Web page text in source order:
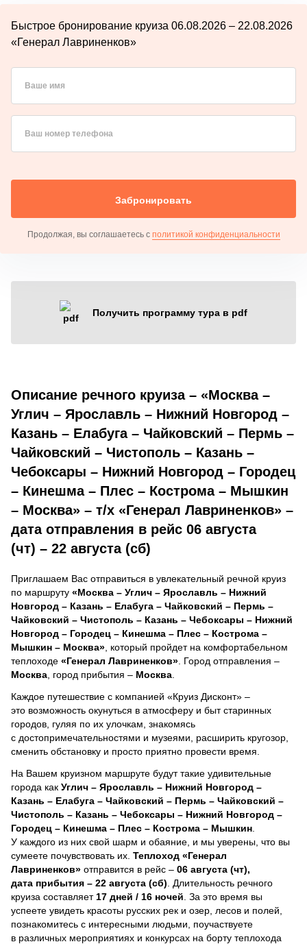
Быстрое бронирование круиза 06.08.2026 – 22.08.2026
«Генерал Лавриненков»
Ваше имя
Ваш номер телефона
Забронировать
Продолжая, вы соглашаетесь с политикой конфиденциальности
Получить программу тура в pdf
Описание речного круиза – «Москва –
Углич – Ярославль – Нижний Новгород –
Казань – Елабуга – Чайковский – Пермь –
Чайковский – Чистополь – Казань –
Чебоксары – Нижний Новгород – Городец
– Кинешма – Плес – Кострома – Мышкин
– Москва» – т/х «Генерал Лавриненков» –
дата отправления в рейс 06 августа
(чт) – 22 августа (сб)
Приглашаем Вас отправиться в увлекательный речной круиз
по маршруту «Москва – Углич – Ярославль – Нижний
Новгород – Казань – Елабуга – Чайковский – Пермь –
Чайковский – Чистополь – Казань – Чебоксары – Нижний
Новгород – Городец – Кинешма – Плес – Кострома –
Мышкин – Москва» , который пройдет на комфортабельном
теплоходе «Генерал Лавриненков» . Город отправления –
Москва , город прибытия – Москва
Каждое путешествие с компанией «Круиз Дисконт» –
это возможность окунуться в атмосферу и быт старинных
городов, гуляя по их улочкам, знакомясь
с достопримечательностями и музеями, расширить кругозор,
сменить обстановку и просто приятно провести время.
На Вашем круизном маршруте будут такие удивительные
города как Углич – Ярославль – Нижний Новгород –
Казань – Елабуга – Чайковский – Пермь – Чайковский –
Чистополь – Казань – Чебоксары – Нижний Новгород –
Городец – Кинешма – Плес – Кострома – Мышкин
У каждого из них свой шарм и обаяние, и мы уверены, что вы
сумеете почувствовать их. Теплоход «Генерал
Лавриненков» отправится в рейс – 06 августа (чт),
дата прибытия – 22 августа (сб) . Длительность речного
круиза составляет 17 дней / 16 ночей За это время вы
успеете увидеть красоты русских рек и озер, лесов и полей,
познакомитесь с интересными людьми, поучаствуете
в различных мероприятиях и конкурсах на борту теплохода